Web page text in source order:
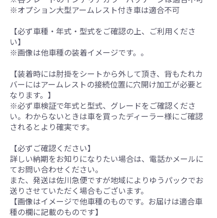
※オプション大型アームレスト付き車は適合不可
【必ず車種・年式・型式をご確認の上、ご利用くださ
い】
※画像は他車種の装着イメージです。。
【装着時には肘掛をシートから外して頂き、背もたれカ
バーにはアームレストの接続位置に穴開け加工が必要と
なります。】
※必ず車検証で年式と型式、グレードをご確認くださ
い。わからないときは車を買ったディーラー様にご確認
されるとより確実です。
【必ずご確認ください】
詳しい納期をお知りになりたい場合は、電話かメールに
てお問い合わせください。
また、発送は佐川急便ですが地域によりゆうパックでお
送りさせていただく場合もございます。
【画像はイメージで他車種のものです。お届けは適合車
種の欄に記載のものです】